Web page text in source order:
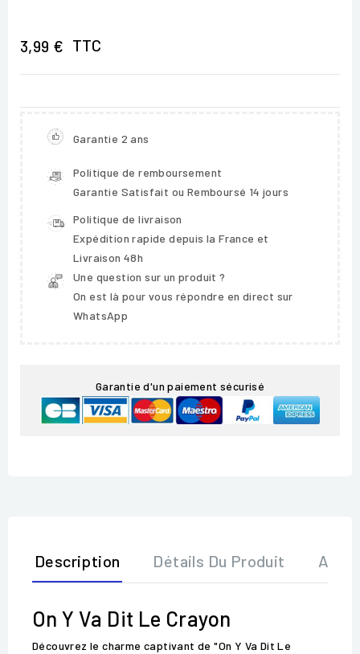
3,99 € TTC
Garantie 2 ans
Politique de remboursement
Garantie Satisfait ou Remboursé 14 jours
Politique de livraison
Expédition rapide depuis la France et
Livraison 48h
Une question sur un produit ?
On est là pour vous répondre en direct sur
WhatsApp
Garantie d'un paiement sécurisé
Description Détails Du Produit Avis
On Y Va Dit Le Crayon
Découvrez le charme captivant de "On Y Va Dit Le